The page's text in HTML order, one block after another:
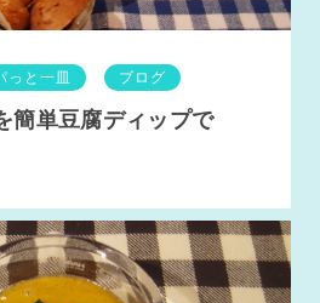
っと一皿 ブログ
簡単豆腐ディップで